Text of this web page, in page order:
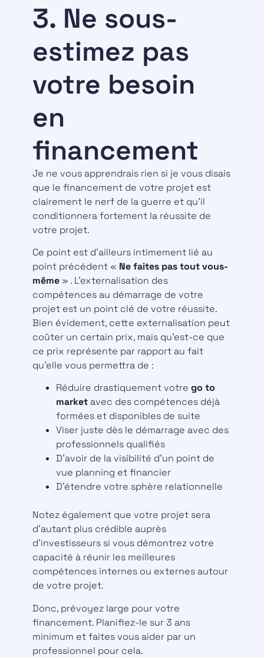
3. Ne sous-
estimez pas
votre besoin
en
financement
Je ne vous apprendrais rien si je vous disais
que le financement de votre projet est
clairement le nerf de la guerre et qu’il
conditionnera fortement la réussite de
votre projet.
Ce point est d’ailleurs intimement lié au
point précédent « Ne faites pas tout vous-
même» . L’externalisation des
compétences au démarrage de votre
projet est un point clé de votre réussite.
Bien évidement, cette externalisation peut
coûter un certain prix, mais qu’est-ce que
ce prix représente par rapport au fait
qu’elle vous permettra de :
Réduire drastiquement votre go to
marketavec des compétences déjà
formées et disponibles de suite
Viser juste dès le démarrage avec des
professionnels qualifiés
D’avoir de la visibilité d’un point de
vue planning et financier
D’étendre votre sphère relationnelle
Notez également que votre projet sera
d’autant plus crédible auprès
d’investisseurs si vous démontrez votre
capacité à réunir les meilleures
compétences internes ou externes autour
de votre projet.
Donc, prévoyez large pour votre
financement. Planifiez-le sur 3 ans
minimum et faites vous aider par un
professionnel pour cela.